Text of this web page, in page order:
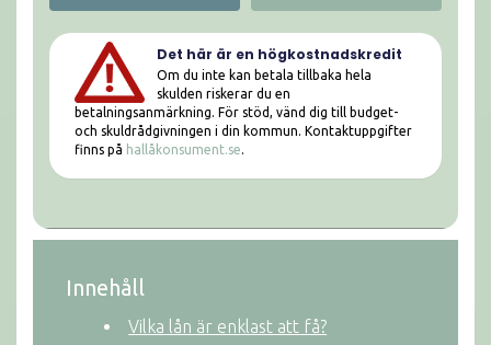
Det här är en högkostnadskredit
Om du inte kan betala tillbaka hela
skulden riskerar du en
betalningsanmärkning. För stöd, vänd dig till budget-
och skuldrådgivningen i din kommun. Kontaktuppgifter
finns på hallåkonsument.se.
Innehåll
Vilka lån är enklast att få?